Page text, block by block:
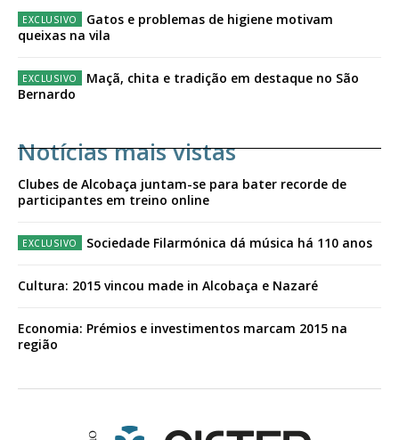
Gatos e problemas de higiene motivam
queixas na vila
Maçã, chita e tradição em destaque no São
Bernardo
Notícias mais vistas
Clubes de Alcobaça juntam-se para bater recorde de
participantes em treino online
Sociedade Filarmónica dá música há 110 anos
Cultura: 2015 vincou made in Alcobaça e Nazaré
Economia: Prémios e investimentos marcam 2015 na
região